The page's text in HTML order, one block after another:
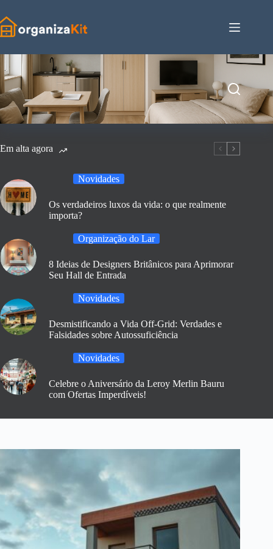
para
o
conteúdo
Em alta agora
Novidades
Os verdadeiros luxos da vida: o que realmente
importa?
Organização do Lar
8 Ideias de Designers Britânicos para Aprimorar
Seu Hall de Entrada
Novidades
Desmistificando a Vida Off-Grid: Verdades e
Falsidades sobre Autossuficiência
Novidades
Celebre o Aniversário da Leroy Merlin Bauru
com Ofertas Imperdíveis!